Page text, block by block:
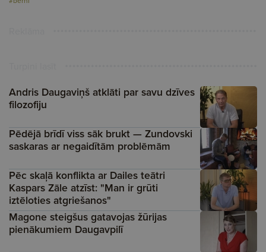
Andris Daugaviņš atklāti par savu dzīves
filozofiju
Pēdējā brīdī viss sāk brukt — Zundovski
saskaras ar negaidītām problēmām
Pēc skaļā konflikta ar Dailes teātri
Kaspars Zāle atzīst: "Man ir grūti
iztēloties atgriešanos"
Magone steigšus gatavojas žūrijas
pienākumiem Daugavpilī